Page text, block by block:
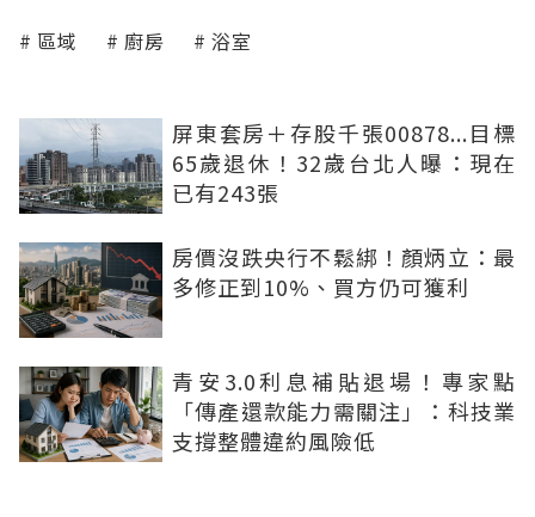
區域 廚房 浴室
屏東套房＋存股千張00878...目標
65歲退休！32歲台北人曝：現在
已有243張
房價沒跌央行不鬆綁！顏炳立：最
多修正到10%、買方仍可獲利
青安3.0利息補貼退場！專家點
「傳產還款能力需關注」：科技業
支撐整體違約風險低